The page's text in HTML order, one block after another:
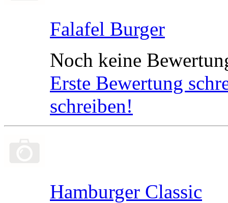
Falafel Burger
Noch keine
Erste Bewertung
schreiben!
Hamburger Classic